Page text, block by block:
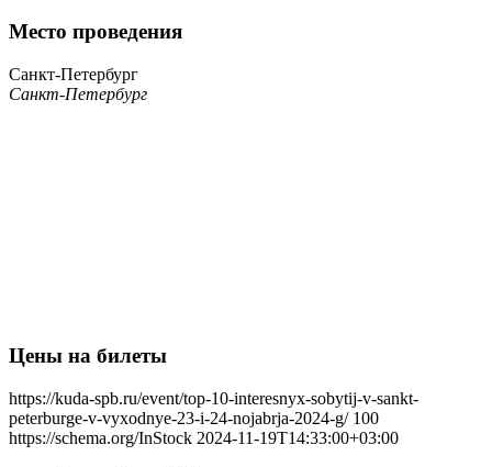
Место проведения
Санкт-Петербург
Санкт-Петербург
Цены на билеты
https://kuda-spb.ru/event/top-10-interesnyx-sobytij-v-sankt-
peterburge-v-vyxodnye-23-i-24-nojabrja-2024-g/ 100
https://schema.org/InStock 2024-11-19T14:33:00+03:00